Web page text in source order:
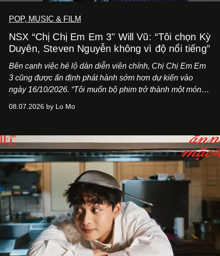
POP, MUSIC & FILM
NSX “Chị Chị Em Em 3" Will Vũ: “Tôi chọn Kỳ
Duyên, Steven Nguyễn không vì độ nổi tiếng”
Bên cạnh việc hé lộ dàn diễn viên chính, Chị Chị Em Em
3 cũng được ấn định phát hành sớm hơn dự kiến vào
ngày 16/10/2026. “Tôi muốn bộ phim trở thành một món
Việt Nam”, NSX Will Vũ cho biết.
08.07.2026 by Lo Mo